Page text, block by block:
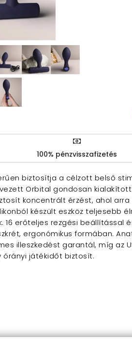
100% pénzvisszafizetés
biztosítja a célzott belső
Orbital gondosan
koncentrált érzést, ahol arra
készült eszköz teljesebb
erőteljes rezgési beállítással
ergonómikus formában.
illeszkedést garantál, míg az
játékidőt biztosít.